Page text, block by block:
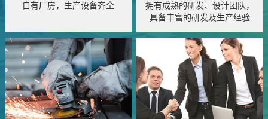
自有厂房，生产设备齐全
拥有成熟的研发、设计团队，
具备丰富的研发及生产经验